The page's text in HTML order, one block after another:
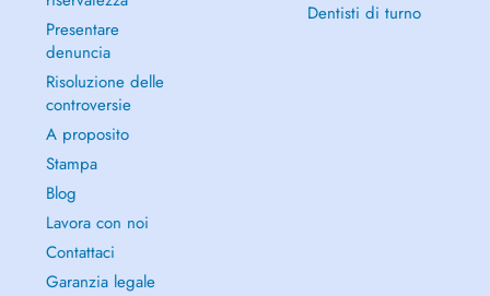
Presentare
denuncia
Risoluzione delle
controversie
A proposito
Stampa
Blog
Lavora con noi
Contattaci
Garanzia legale
Dentisti di turno